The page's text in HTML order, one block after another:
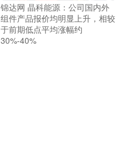
锦达网 晶科能源：公司国内外
组件产品报价均明显上升，相较
于前期低点平均涨幅约
30%-40%